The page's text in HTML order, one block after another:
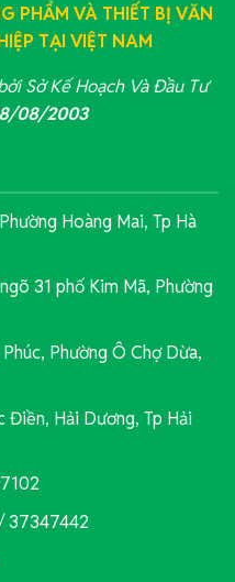
PHẨM VÀ THIẾT BỊ VĂN
TẠI VIỆT NAM
Sở Kế Hoạch Và Đầu Tư
08/2003
Hoàng Mai, Tp Hà
31 phố Kim Mã, Phường
Phường Ô Chợ Dừa,
Điền, Hải Dương, Tp Hải
37347442